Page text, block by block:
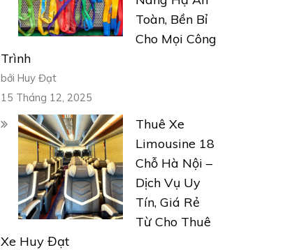
Toàn, Bền Bỉ
Cho Mọi Công
Trình
bởi Huy Đạt
15 Tháng 12, 2025
Thuê Xe
Limousine 18
Chỗ Hà Nội –
Dịch Vụ Uy
Tín, Giá Rẻ
Từ Cho Thuê
Xe Huy Đạt